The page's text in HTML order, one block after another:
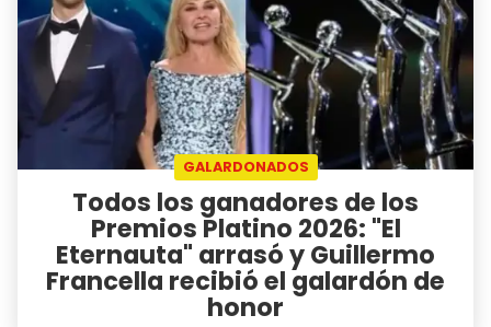
GALARDONADOS
Todos los ganadores de los
Premios Platino 2026: "El
Eternauta" arrasó y Guillermo
Francella recibió el galardón de
honor